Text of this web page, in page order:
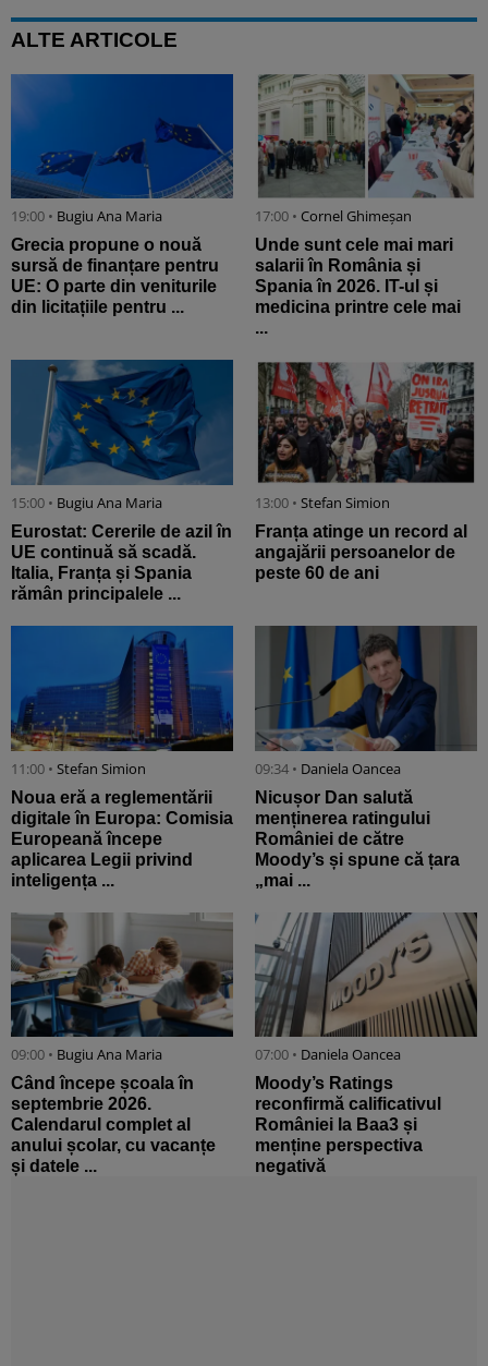
ALTE ARTICOLE
19:00 • Bugiu ⁠Ana Maria
Grecia propune o nouă
sursă de finanțare pentru
UE: O parte din veniturile
din licitațiile pentru ...
17:00 • Cornel Ghimeșan
Unde sunt cele mai mari
salarii în România și
Spania în 2026. IT-ul și
medicina printre cele mai
...
15:00 • Bugiu ⁠Ana Maria
Eurostat: Cererile de azil în
UE continuă să scadă.
Italia, Franța și Spania
rămân principalele ...
13:00 • Stefan Simion
Franța atinge un record al
angajării persoanelor de
peste 60 de ani
11:00 • Stefan Simion
Noua eră a reglementării
digitale în Europa: Comisia
Europeană începe
aplicarea Legii privind
inteligența ...
09:34 • Daniela Oancea
Nicușor Dan salută
menținerea ratingului
României de către
Moody’s și spune că țara
„mai ...
09:00 • Bugiu ⁠Ana Maria
Când începe școala în
septembrie 2026.
Calendarul complet al
anului școlar, cu vacanțe
și datele ...
07:00 • Daniela Oancea
Moody’s Ratings
reconfirmă calificativul
României la Baa3 și
menține perspectiva
negativă